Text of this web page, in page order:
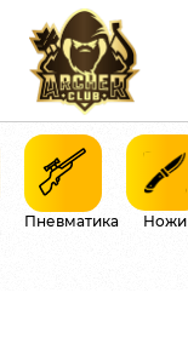
Пневматика Ножи